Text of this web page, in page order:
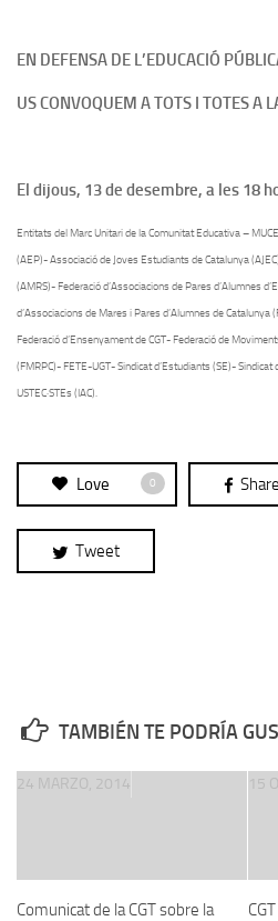
EN DEFENSA DE L’EDUCACIÓ
US CONVOQUEM A TOTS I TOTES A
El dijous, 13 de desembre, a les 18
Entitats del Marc Unitari de la Comunitat Educativa –
(AEP)- Associació de Joves Estudiants de Catalunya
(AMRS)- Federació d’Associacions de Pares d’Alumnes
d’Associacions de Mares i Pares d’Alumnes de Catalunya
Federació d’Ensenyament de CGT- Federació de
(FMRPC)- FETE-UGT- Sindicat d’Estudiants (SE)-
USTEC·STEs (IAC).
Love 0 Share
Tweet
TAMBIÉN TE PODRÍA
Comunicat de la CGT sobre la
24 MARZO, 2014 15